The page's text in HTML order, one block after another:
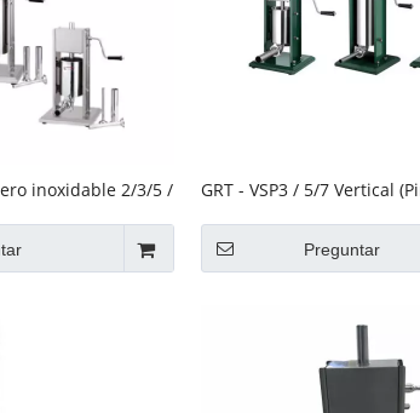
inoxidable 2/3/5 /
GRT - VSP3 / 5/7 Vertical
Preguntar